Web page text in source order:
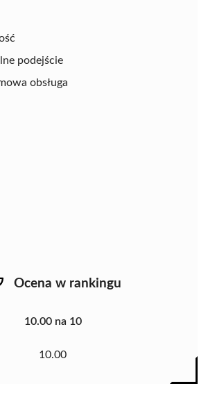
podejście
obsługa
Ocena w rankingu
10.00 na 10
10.00